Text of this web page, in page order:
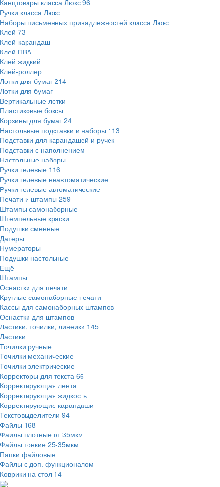
Канцтовары класса Люкс 96
Ручки класса Люкс
Наборы письменных принадлежностей класса Люкс
Клей 73
Клей-карандаш
Клей ПВА
Клей жидкий
Клей-роллер
Лотки для бумаг 214
Лотки для бумаг
Вертикальные лотки
Пластиковые боксы
Корзины для бумаг 24
Настольные подставки и наборы 113
Подставки для карандашей и ручек
Подставки с наполнением
Настольные наборы
Ручки гелевые 116
Ручки гелевые неавтоматические
Ручки гелевые автоматические
Печати и штампы 259
Штампы самонаборные
Штемпельные краски
Подушки сменные
Датеры
Нумераторы
Подушки настольные
Ещё
Штампы
Оснастки для печати
Круглые самонаборные печати
Кассы для самонаборных штампов
Оснастки для штампов
Ластики, точилки, линейки 145
Ластики
Точилки ручные
Точилки механические
Точилки электрические
Корректоры для текста 66
Корректирующая лента
Корректирующая жидкость
Корректирующие карандаши
Текстовыделители 94
Файлы 168
Файлы плотные от 35мкм
Файлы тонкие 25-35мкм
Папки файловые
Файлы с доп. функционалом
Коврики на стол 14